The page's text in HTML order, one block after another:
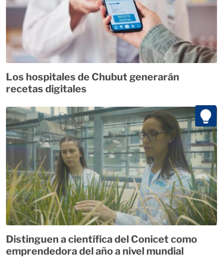
Los hospitales de Chubut generarán
recetas digitales
Distinguen a científica del Conicet como
emprendedora del año a nivel mundial